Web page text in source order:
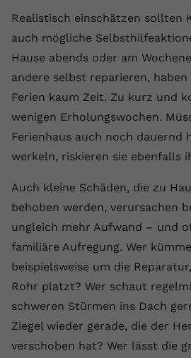
Realistisch einschätzen sollten
auch mögliche
Hause abends oder am
andere selbst reparieren, haben
Ferien kaum Zeit. Zu kurz und
wenigen Erholungswochen.
Ferienhaus auch noch dauernd
werkeln, riskieren sie ebenfalls
Auch kleine Schäden, die zu
behoben werden, verursachen
ungleich mehr Aufwand – und
familiäre Aufregung. Wer
beispielsweise um die
Rohr platzt? Wer schaut
schweren Stürmen ins Dach
Ziegel wieder gerade, die der
verschoben hat? Wer lässt die